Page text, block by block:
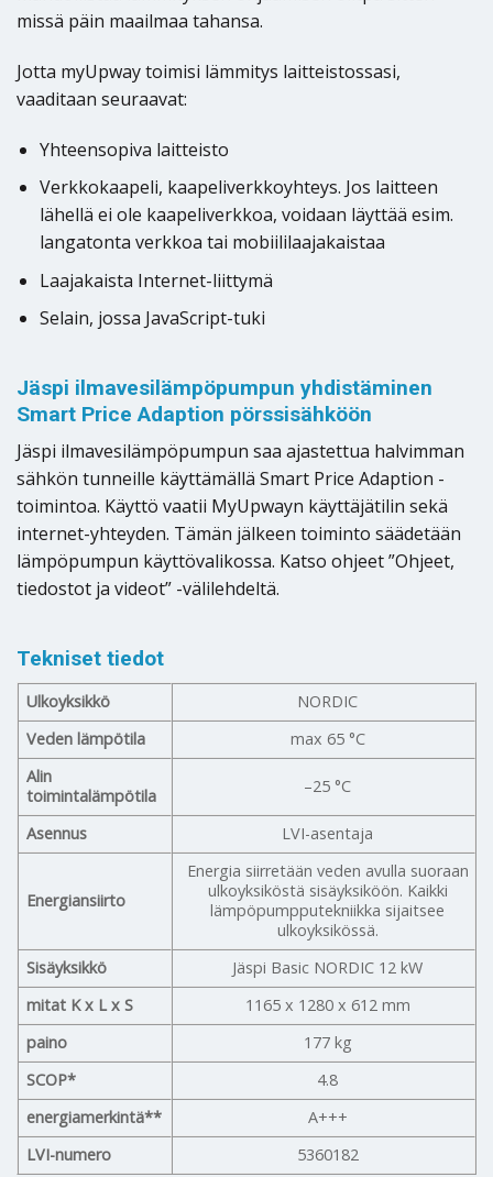
missä päin maailmaa tahansa.
Jotta myUpway toimisi lämmitys laitteistossasi,
vaaditaan seuraavat:
Yhteensopiva laitteisto
Verkkokaapeli, kaapeliverkkoyhteys. Jos laitteen
lähellä ei ole kaapeliverkkoa, voidaan läyttää esim.
langatonta verkkoa tai mobiililaajakaistaa
Laajakaista Internet-liittymä
Selain, jossa JavaScript-tuki
Jäspi ilmavesilämpöpumpun yhdistäminen
Smart Price Adaption pörssisähköön
Jäspi ilmavesilämpöpumpun saa ajastettua halvimman
sähkön tunneille käyttämällä Smart Price Adaption -
toimintoa. Käyttö vaatii MyUpwayn käyttäjätilin sekä
internet-yhteyden. Tämän jälkeen toiminto säädetään
lämpöpumpun käyttövalikossa. Katso ohjeet ”Ohjeet,
tiedostot ja videot” -välilehdeltä.
Tekniset tiedot
Ulkoyksikkö
NORDIC
Veden lämpötila
max 65 °C
Alin
toimintalämpötila
–25 °C
Asennus LVI-asentaja
Energiansiirto
Energia siirretään veden avulla suoraan
ulkoyksiköstä sisäyksiköön. Kaikki
lämpöpumpputekniikka sijaitsee
ulkoyksikössä.
Sisäyksikkö
Jäspi Basic NORDIC 12 kW
mitat K x L x S
1165 x 1280 x 612 mm
paino
177 kg
SCOP*
4.8
energiamerkintä**
A+++
LVI-numero
5360182